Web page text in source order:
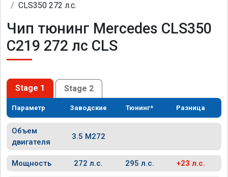
CLS350 272 л.с.
Чип тюнинг Mercedes CLS350
C219 272 лс CLS
Stage 1 Stage 2
Параметр Заводские Тюнинг* Разница
Объем
двигателя
3.5 M272
Мощность 272 л.с. 295 л.с. +23 л.с.